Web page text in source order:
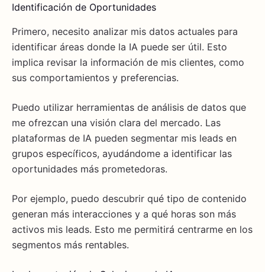
Identificación de Oportunidades
Primero, necesito analizar mis datos actuales para
identificar áreas donde la IA puede ser útil. Esto
implica revisar la información de mis clientes, como
sus comportamientos y preferencias.
Puedo utilizar herramientas de análisis de datos que
me ofrezcan una visión clara del mercado. Las
plataformas de IA pueden segmentar mis leads en
grupos específicos, ayudándome a identificar las
oportunidades más prometedoras.
Por ejemplo, puedo descubrir qué tipo de contenido
generan más interacciones y a qué horas son más
activos mis leads. Esto me permitirá centrarme en los
segmentos más rentables.